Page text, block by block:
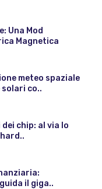
Una Mod
Magnetica
meteo spaziale
solari co..
chip: al via lo
il giga..